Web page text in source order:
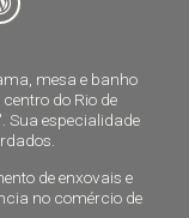
mesa e banho
do Rio de
Sua especialidade
de enxovais e
no comércio de